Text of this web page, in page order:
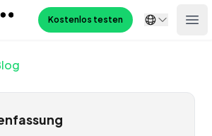
Kostenlos testen